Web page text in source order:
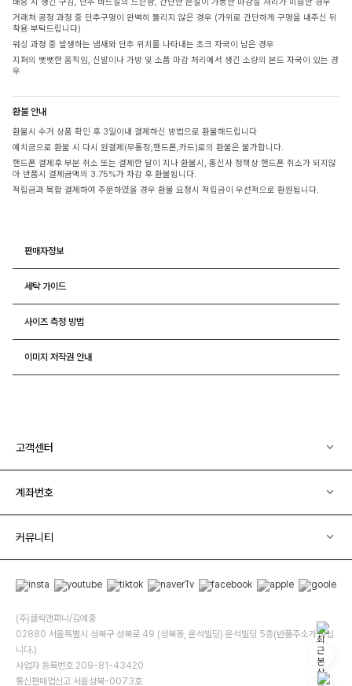
거래처 공정 과정 중 단추구멍이 완벽히 뚫리지 않은 경우 (가위로 간단하게 구멍을 내주신 뒤
착용 부탁드립니다)
워싱 과정 중 발생하는 냄새와 단추 위치를 나타내는 초크 자국이 남은 경우
지퍼의 뻣뻣한 움직임, 신발이나 가방 및 소품 마감 처리에서 생긴 소량의 본드 자국이 있는 경
우
환불 안내
환불시 수거 상품 확인 후 3일이내 결제하신 방법으로 환불해드립니다
예치금으로 환불 시 다시 원결제(무통장,핸드폰,카드)로의 환불은 불가합니다.
핸드폰 결제후 부분 취소 또는 결제한 달이 지나 환불시, 통신사 정책상 핸드폰 취소가 되지않
아 반품시 결제금액의 3.75%가 차감 후 환불됩니다.
적립금과 복합 결제하여 주문하였을 경우 환불 요청시 적립금이 우선적으로 환원됩니다.
판매자정보
세탁 가이드
사이즈 측정 방법
이미지 저작권 안내
고객센터
계좌번호
커뮤니티
(주)클릭앤퍼니/김예중
02880 서울특별시 성북구 성북로 49 (성북동, 운석빌딩) 운석빌딩 5층(반품주소가 아닙
니다.)
사업자 등록번호 209-81-43420
통신판매업신고 서울성북-0073호